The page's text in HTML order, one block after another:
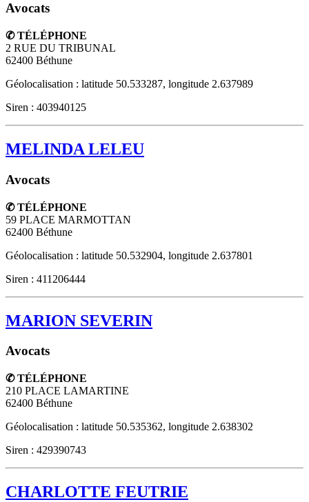
Avocats
✆ TÉLÉPHONE
2 RUE DU TRIBUNAL
62400 Béthune
Géolocalisation : latitude 50.533287, longitude 2.637989
Siren : 403940125
MELINDA LELEU
Avocats
✆ TÉLÉPHONE
59 PLACE MARMOTTAN
62400 Béthune
Géolocalisation : latitude 50.532904, longitude 2.637801
Siren : 411206444
MARION SEVERIN
Avocats
✆ TÉLÉPHONE
210 PLACE LAMARTINE
62400 Béthune
Géolocalisation : latitude 50.535362, longitude 2.638302
Siren : 429390743
CHARLOTTE FEUTRIE